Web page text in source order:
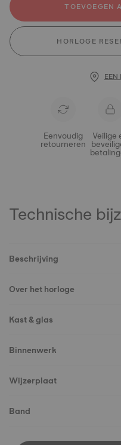
TOEVOEGEN
HORLOGE
EEN
Eenvoudig
retourneren
Veilige
Technische
Beschrijving
Over het horloge
Kast & glas
Binnenwerk
Wijzerplaat
Band